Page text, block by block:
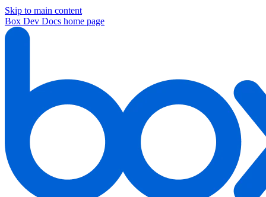
Skip to main content
Box Dev Docs home page